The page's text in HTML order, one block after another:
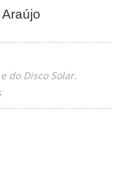
do Disco Solar.